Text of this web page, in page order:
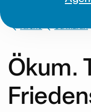
Kirche St. Martin
Ökum.